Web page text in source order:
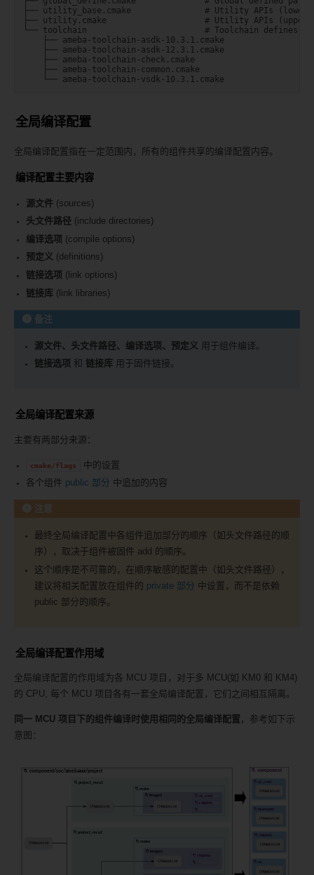
├── utility_base.cmake               # Utility APIs (lower
├── utility.cmake                    # Utility APIs (upper
└── toolchain                        # Toolchain defines
├── ameba-toolchain-asdk-10.3.1.cmake
├── ameba-toolchain-asdk-12.3.1.cmake
├── ameba-toolchain-check.cmake
├── ameba-toolchain-common.cmake
全局编译配置
全局编译配置指在一定范围内，所有的组件共享的编译配置内容。
编译配置主要内容
源文件 (sources)
头文件路径 (include directories)
编译选项 (compile options)
预定义 (definitions)
链接选项 (link options)
链接库 (link libraries)
备注
源文件、头文件路径、编译选项、预定义 用于组件编译。
链接选项 和 链接库 用于固件链接。
全局编译配置来源
主要有两部分来源：
cmake/flags
中的设置
各个组件 public 部分 中追加的内容
注意
最终全局编译配置中各组件追加部分的顺序（如头文件路径的顺
序），取决于组件被固件 add 的顺序。
这个顺序是不可靠的，在顺序敏感的配置中（如头文件路径），
建议将相关配置放在组件的 private 部分 中设置，而不是依赖
public 部分的顺序。
全局编译配置作用域
全局编译配置的作用域为各 MCU 项目，对于多 MCU(如 KM0 和 KM4)
的 CPU, 每个 MCU 项目各有一套全局编译配置，它们之间相互隔离。
同一 MCU 项目下的组件编译时使用相同的全局编译配置 ，参考如下示
意图：